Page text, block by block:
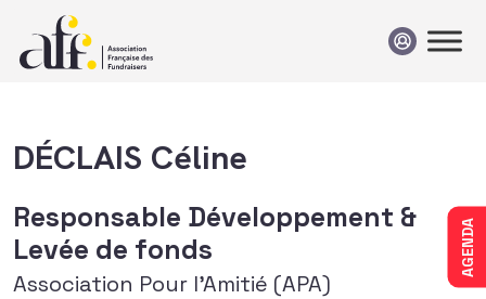
AGENDA
DÉCLAIS Céline
Responsable Développement &
Levée de fonds
Association Pour l'Amitié (APA)